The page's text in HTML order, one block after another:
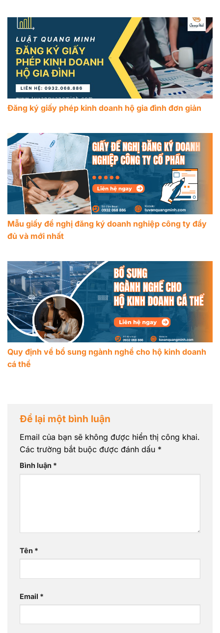
Đăng ký giấy phép kinh doanh hộ gia đình đơn giản
Mẫu giấy đề nghị đăng ký doanh nghiệp công ty đầy
đủ và mới nhất
Quy định về bổ sung ngành nghề cho hộ kinh doanh
cá thể
Để lại một bình luận
Email của bạn sẽ không được hiển thị công khai.
Các trường bắt buộc được đánh dấu *
Bình luận *
Tên *
Email *